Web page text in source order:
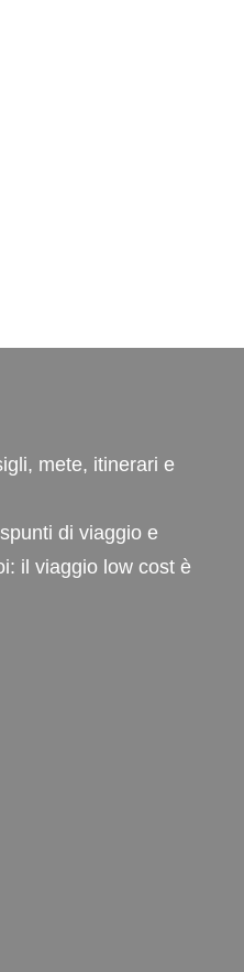
mete, itinerari e
di viaggio e
il viaggio low cost è